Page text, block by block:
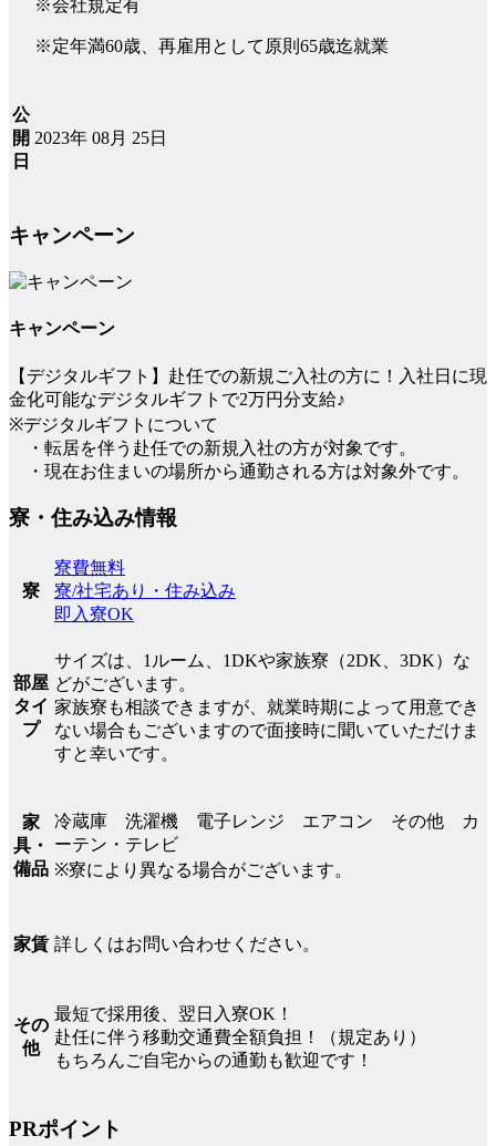
※会社規定有
※定年満60歳、再雇用として原則65歳迄就業
公
開
日
2023年 08月 25日
キャンペーン
キャンペーン
【デジタルギフト】赴任での新規ご入社の方に！入社日に現
金化可能なデジタルギフトで2万円分支給♪
※デジタルギフトについて
・転居を伴う赴任での新規入社の方が対象です。
・現在お住まいの場所から通勤される方は対象外です。
寮・住み込み情報
寮
寮費無料
寮/社宅あり・住み込み
即入寮OK
部屋
タイ
プ
サイズは、1ルーム、1DKや家族寮（2DK、3DK）な
どがございます。
家族寮も相談できますが、就業時期によって用意でき
ない場合もございますので面接時に聞いていただけま
すと幸いです。
家
具・
備品
冷蔵庫 洗濯機 電子レンジ エアコン その他 カ
ーテン・テレビ
※寮により異なる場合がございます。
家賃 詳しくはお問い合わせください。
その
他
最短で採用後、翌日入寮OK！
赴任に伴う移動交通費全額負担！（規定あり）
もちろんご自宅からの通勤も歓迎です！
PRポイント